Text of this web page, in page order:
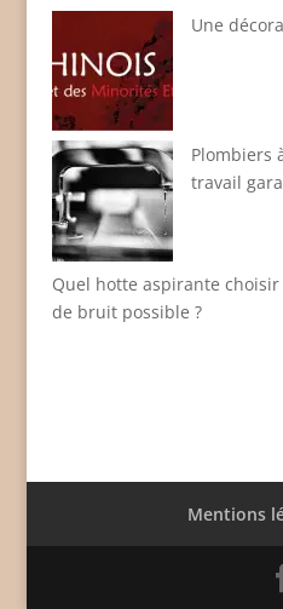
Une
Plombiers
travail
Quel hotte aspirante
de bruit possible ?
Mentions